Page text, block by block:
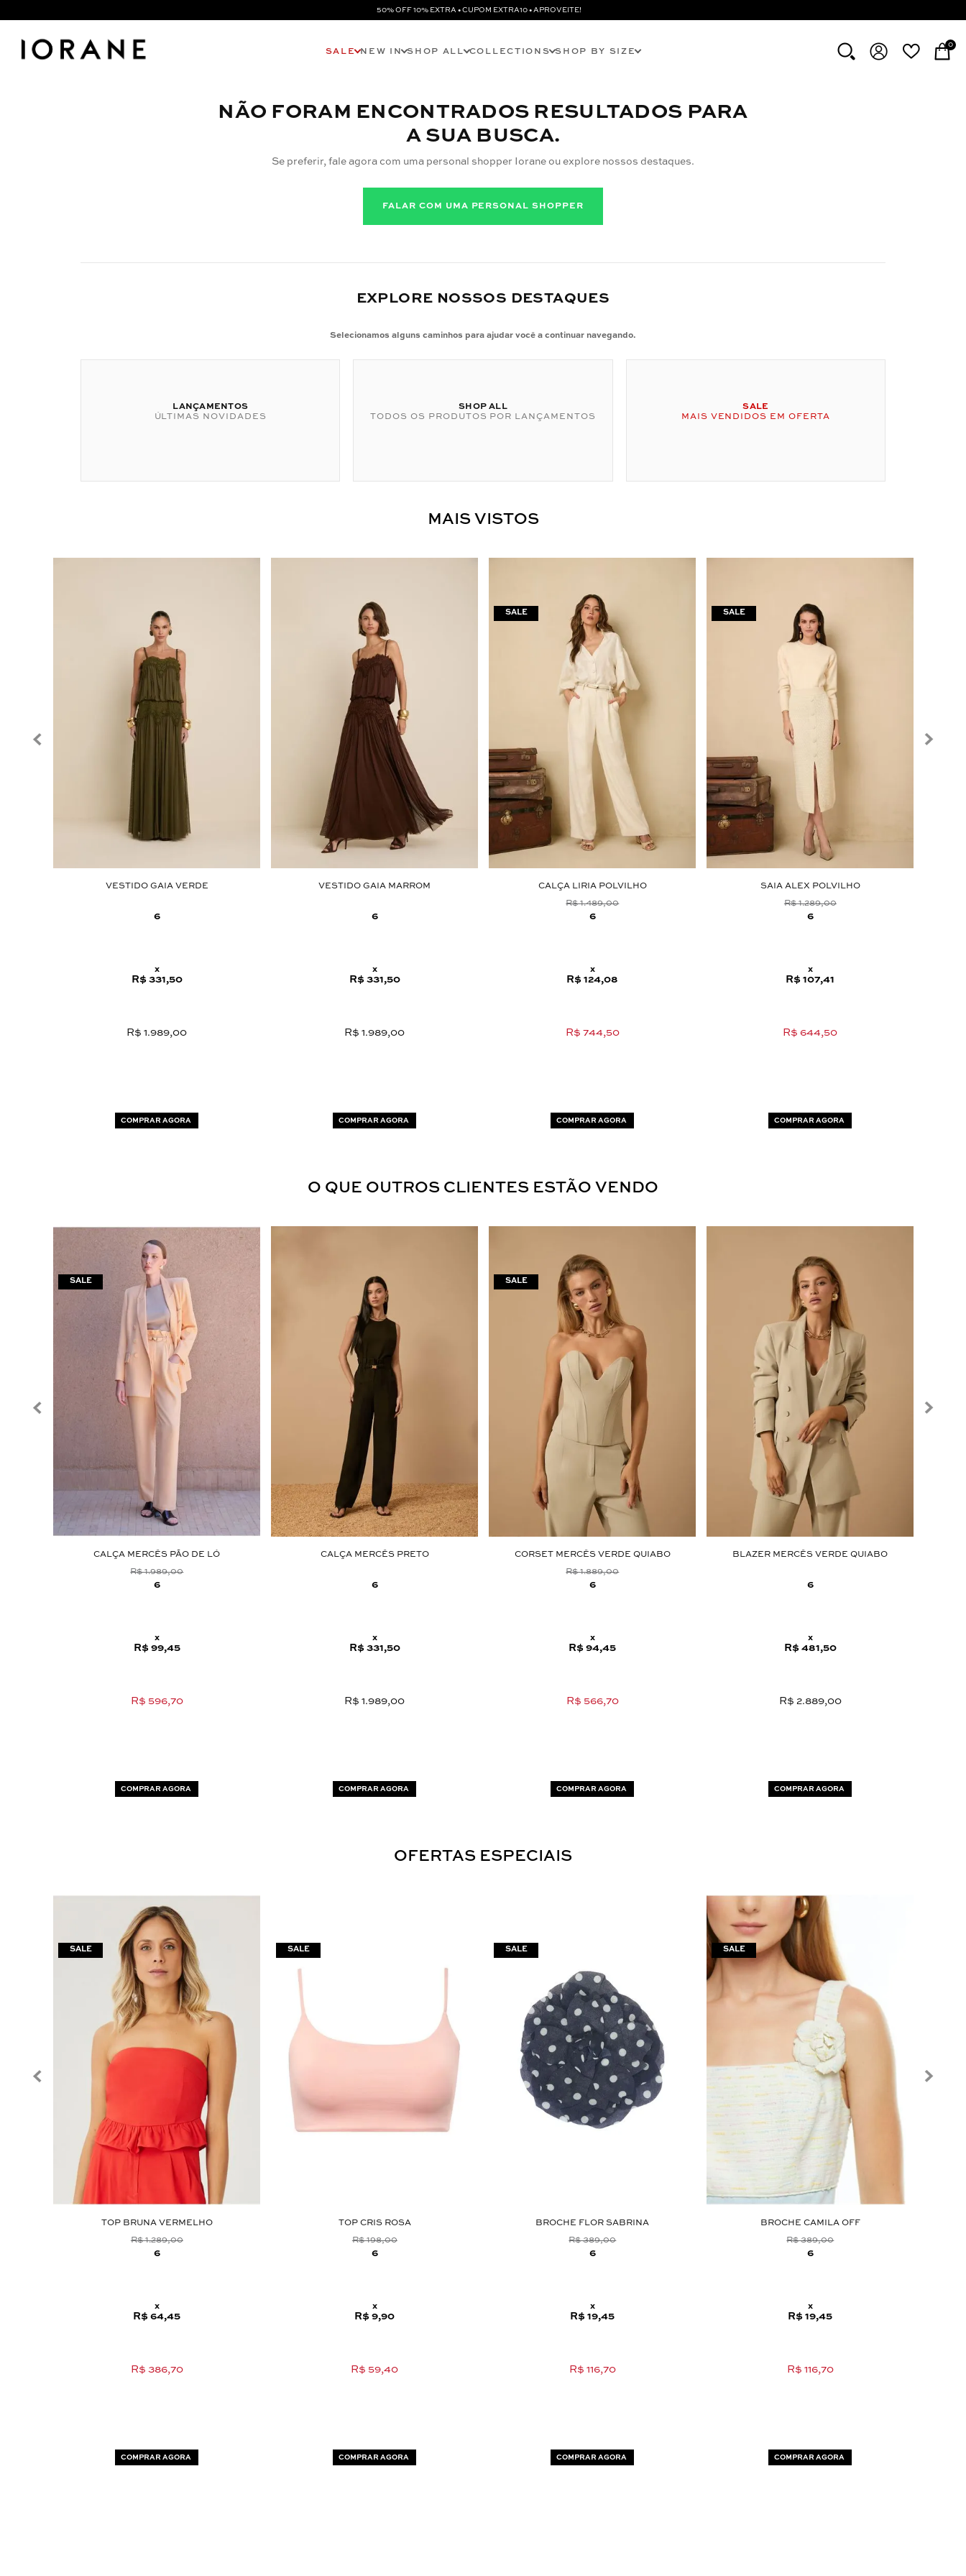
50% OFF 10% EXTRA • CUPOM EXTRA10 • APROVEITE!
SALE NEW IN SHOP ALL COLLECTIONS SHOP BY SIZE
0
NÃO FORAM ENCONTRADOS RESULTADOS PARA
A SUA BUSCA.
Se preferir, fale agora com uma personal shopper Iorane ou explore nossos destaques.
FALAR COM UMA PERSONAL SHOPPER
EXPLORE NOSSOS DESTAQUES
Selecionamos alguns caminhos para ajudar você a continuar navegando.
LANÇAMENTOS
ÚLTIMAS NOVIDADES
SHOP ALL
TODOS OS PRODUTOS POR LANÇAMENTOS
SALE
MAIS VENDIDOS EM OFERTA
MAIS VISTOS
VESTIDO GAIA VERDE
6
x
R$ 331,50
R$ 1.989,00
COMPRAR AGORA
VESTIDO GAIA MARROM
6
x
R$ 331,50
R$ 1.989,00
COMPRAR AGORA
CALÇA LIRIA POLVILHO
R$ 1.489,00
6
x
R$ 124,08
R$ 744,50
COMPRAR AGORA
SAIA ALEX POLVILHO
R$ 1.289,00
6
x
R$ 107,41
R$ 644,50
COMPRAR AGORA
O QUE OUTROS CLIENTES ESTÃO VENDO
CALÇA MERCÊS PÃO DE LÓ
R$ 1.989,00
6
x
R$ 99,45
R$ 596,70
COMPRAR AGORA
CALÇA MERCÊS PRETO
6
x
R$ 331,50
R$ 1.989,00
COMPRAR AGORA
CORSET MERCÊS VERDE QUIABO
R$ 1.889,00
6
x
R$ 94,45
R$ 566,70
COMPRAR AGORA
BLAZER MERCÊS VERDE QUIABO
6
x
R$ 481,50
R$ 2.889,00
COMPRAR AGORA
OFERTAS ESPECIAIS
TOP BRUNA VERMELHO
R$ 1.289,00
6
x
R$ 64,45
R$ 386,70
COMPRAR AGORA
TOP CRIS ROSA
R$ 198,00
6
x
R$ 9,90
R$ 59,40
COMPRAR AGORA
BROCHE FLOR SABRINA
R$ 389,00
6
x
R$ 19,45
R$ 116,70
COMPRAR AGORA
BROCHE CAMILA OFF
R$ 389,00
6
x
R$ 19,45
R$ 116,70
COMPRAR AGORA